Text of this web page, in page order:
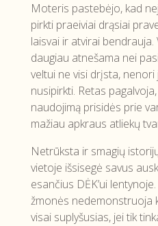
Moteris pastebėjo, kad
pirkti praeiviai drąsiai
laisvai ir atvirai
daugiau atnešama nei
veltui ne visi drįsta, nenori
nusipirkti. Retas
naudojimą prisidės prie
mažiau apkraus atliekų
Netrūksta ir smagių
vietoje išsisegė savus
esančius DĖK’ui
žmonės nedemonstruoja
visai suplyšusias, jei tik